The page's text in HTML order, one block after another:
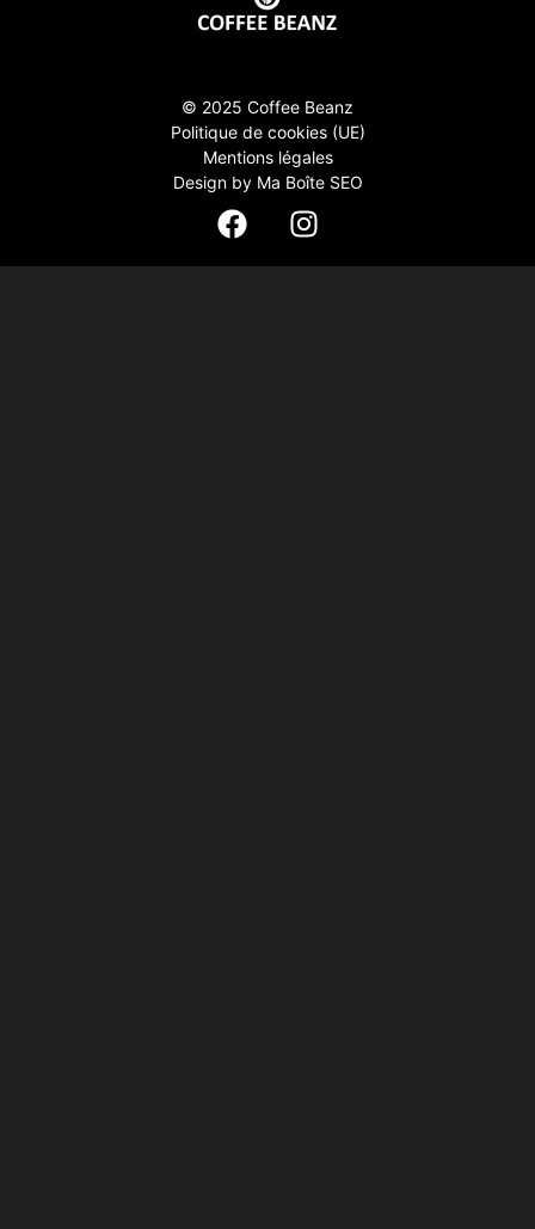
© 2025 Coffee Beanz
Politique de cookies (UE)
Mentions légales
Design by Ma Boîte SEO